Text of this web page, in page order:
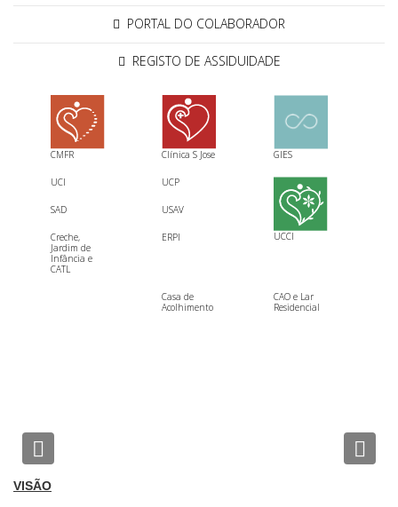
PORTAL DO COLABORADOR
REGISTO DE ASSIDUIDADE
GIES
Clínica S Jose
CMFR
UCCI
UCP
UCI
USAV
SAD
ERPI
Creche,
Jardim de
Infância e
CATL
CAO e Lar
Residencial
Casa de
Acolhimento
VISÃO